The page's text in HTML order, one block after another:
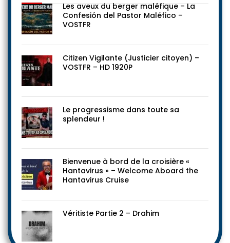
Les aveux du berger maléfique – La
Confesión del Pastor Maléfico –
VOSTFR
Citizen Vigilante (Justicier citoyen) –
VOSTFR – HD 1920P
Le progressisme dans toute sa
splendeur !
Bienvenue à bord de la croisière «
Hantavirus » – Welcome Aboard the
Hantavirus Cruise
Véritiste Partie 2 – Drahim